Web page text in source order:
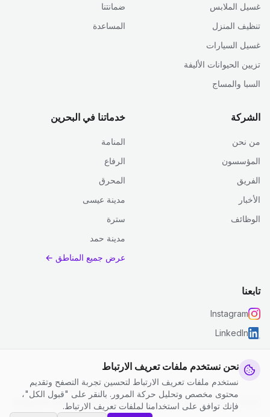
نحن نستخدم ملفات تعريف الارتباط
نستخدم ملفات تعريف الارتباط لتحسين تجربة التصفح وتقديم
محتوى مخصص وتحليل حركة المرور. بالنقر على "قبول الكل"،
فإنك توافق على استخدامنا لملفات تعريف الارتباط.
غسيل الملابس
تنظيف المنزل
غسيل السيارات
تزيين الحيوانات الأليفة
السبا والمساج
ضمانتنا
المساعدة
الشركة
من نحن
المؤسسون
الفريق
الأخبار
الوظائف
خدماتنا في البحرين
المنامة
الرفاع
المحرق
مدينة عيسى
سترة
مدينة حمد
عرض جميع المناطق ←
تابعنا
Instagram
LinkedIn
© 2026 جست كلين. جميع الحقوق محفوظة.
سياسة الخصوصية
الشروط والأحكام | إعدادات ملفات تعريف الارتباط